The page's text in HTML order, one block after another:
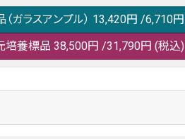
ガラスアンプル） 13,420円 /6,710円
培養標品 38,500円 /31,790円 (税込)